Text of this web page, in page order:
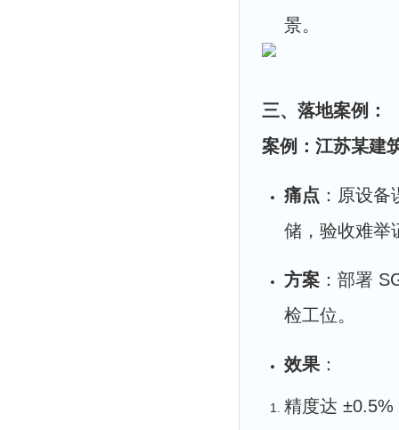
景。
三、落地案例：
案例：江苏某建
痛点 ：原设
储，验收难举
方案 ：部署
检工位。
效果 ：
精度达